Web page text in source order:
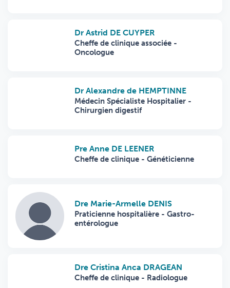
Dr Astrid DE CUYPER
Cheffe de clinique associée -
Oncologue
Dr Alexandre de HEMPTINNE
Médecin Spécialiste Hospitalier -
Chirurgien digestif
Pre Anne DE LEENER
Cheffe de clinique - Généticienne
Dre Marie-Armelle DENIS
Praticienne hospitalière - Gastro-
entérologue
Dre Cristina Anca DRAGEAN
Cheffe de clinique - Radiologue